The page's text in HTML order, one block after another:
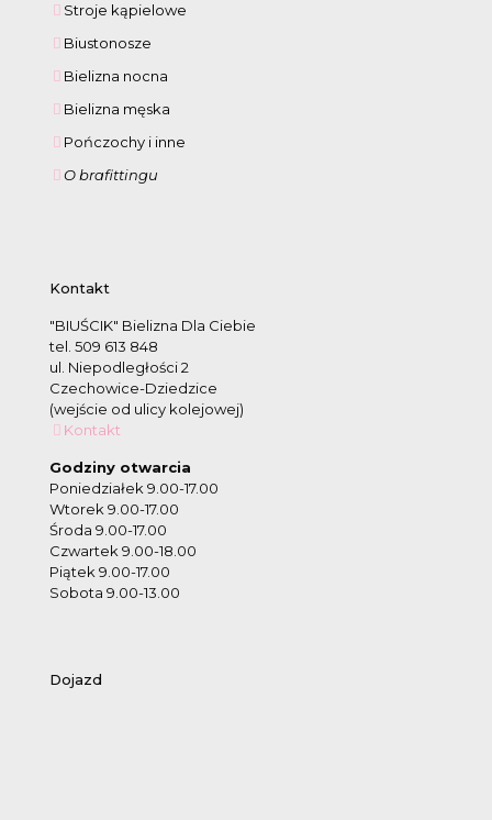
Stroje kąpielowe
Biustonosze
Bielizna nocna
Bielizna męska
Pończochy i inne
O brafittingu
Kontakt
"BIUŚCIK" Bielizna Dla Ciebie
tel. 509 613 848
ul. Niepodległości 2
Czechowice-Dziedzice
(wejście od ulicy kolejowej)
Kontakt
Godziny otwarcia
Poniedziałek 9.00-17.00
Wtorek 9.00-17.00
Środa 9.00-17.00
Czwartek 9.00-18.00
Piątek 9.00-17.00
Sobota 9.00-13.00
Dojazd